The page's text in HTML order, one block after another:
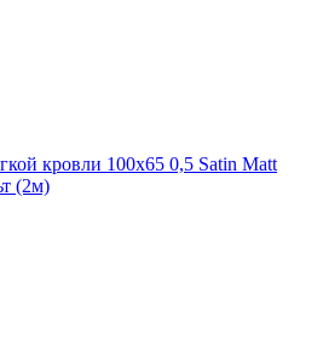
кровли 100х65 0,5 Satin Matt
(2м)